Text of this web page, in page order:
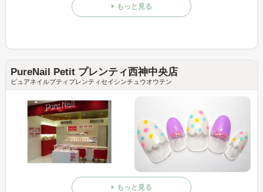
もっと見る
PureNail Petit プレンティ西神中央店
ピュアネイルプティプレンティセイシンチュウオウテン
もっと見る